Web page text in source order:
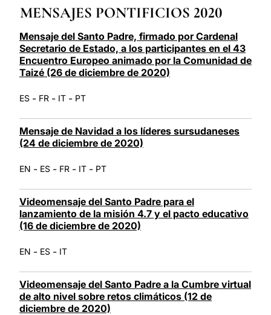
MENSAJES PONTIFICIOS 2020
Mensaje del Santo Padre, firmado por Cardenal
Secretario de Estado, a los participantes en el 43
Encuentro Europeo animado por la Comunidad de
Taizé (26 de diciembre de 2020)
ES - FR - IT - PT
Mensaje de Navidad a los líderes sursudaneses
(24 de diciembre de 2020)
EN - ES - FR - IT - PT
Videomensaje del Santo Padre para el
lanzamiento de la misión 4.7 y el pacto educativo
(16 de diciembre de 2020)
EN - ES - IT
Videomensaje del Santo Padre a la Cumbre virtual
de alto nivel sobre retos climáticos (12 de
diciembre de 2020)